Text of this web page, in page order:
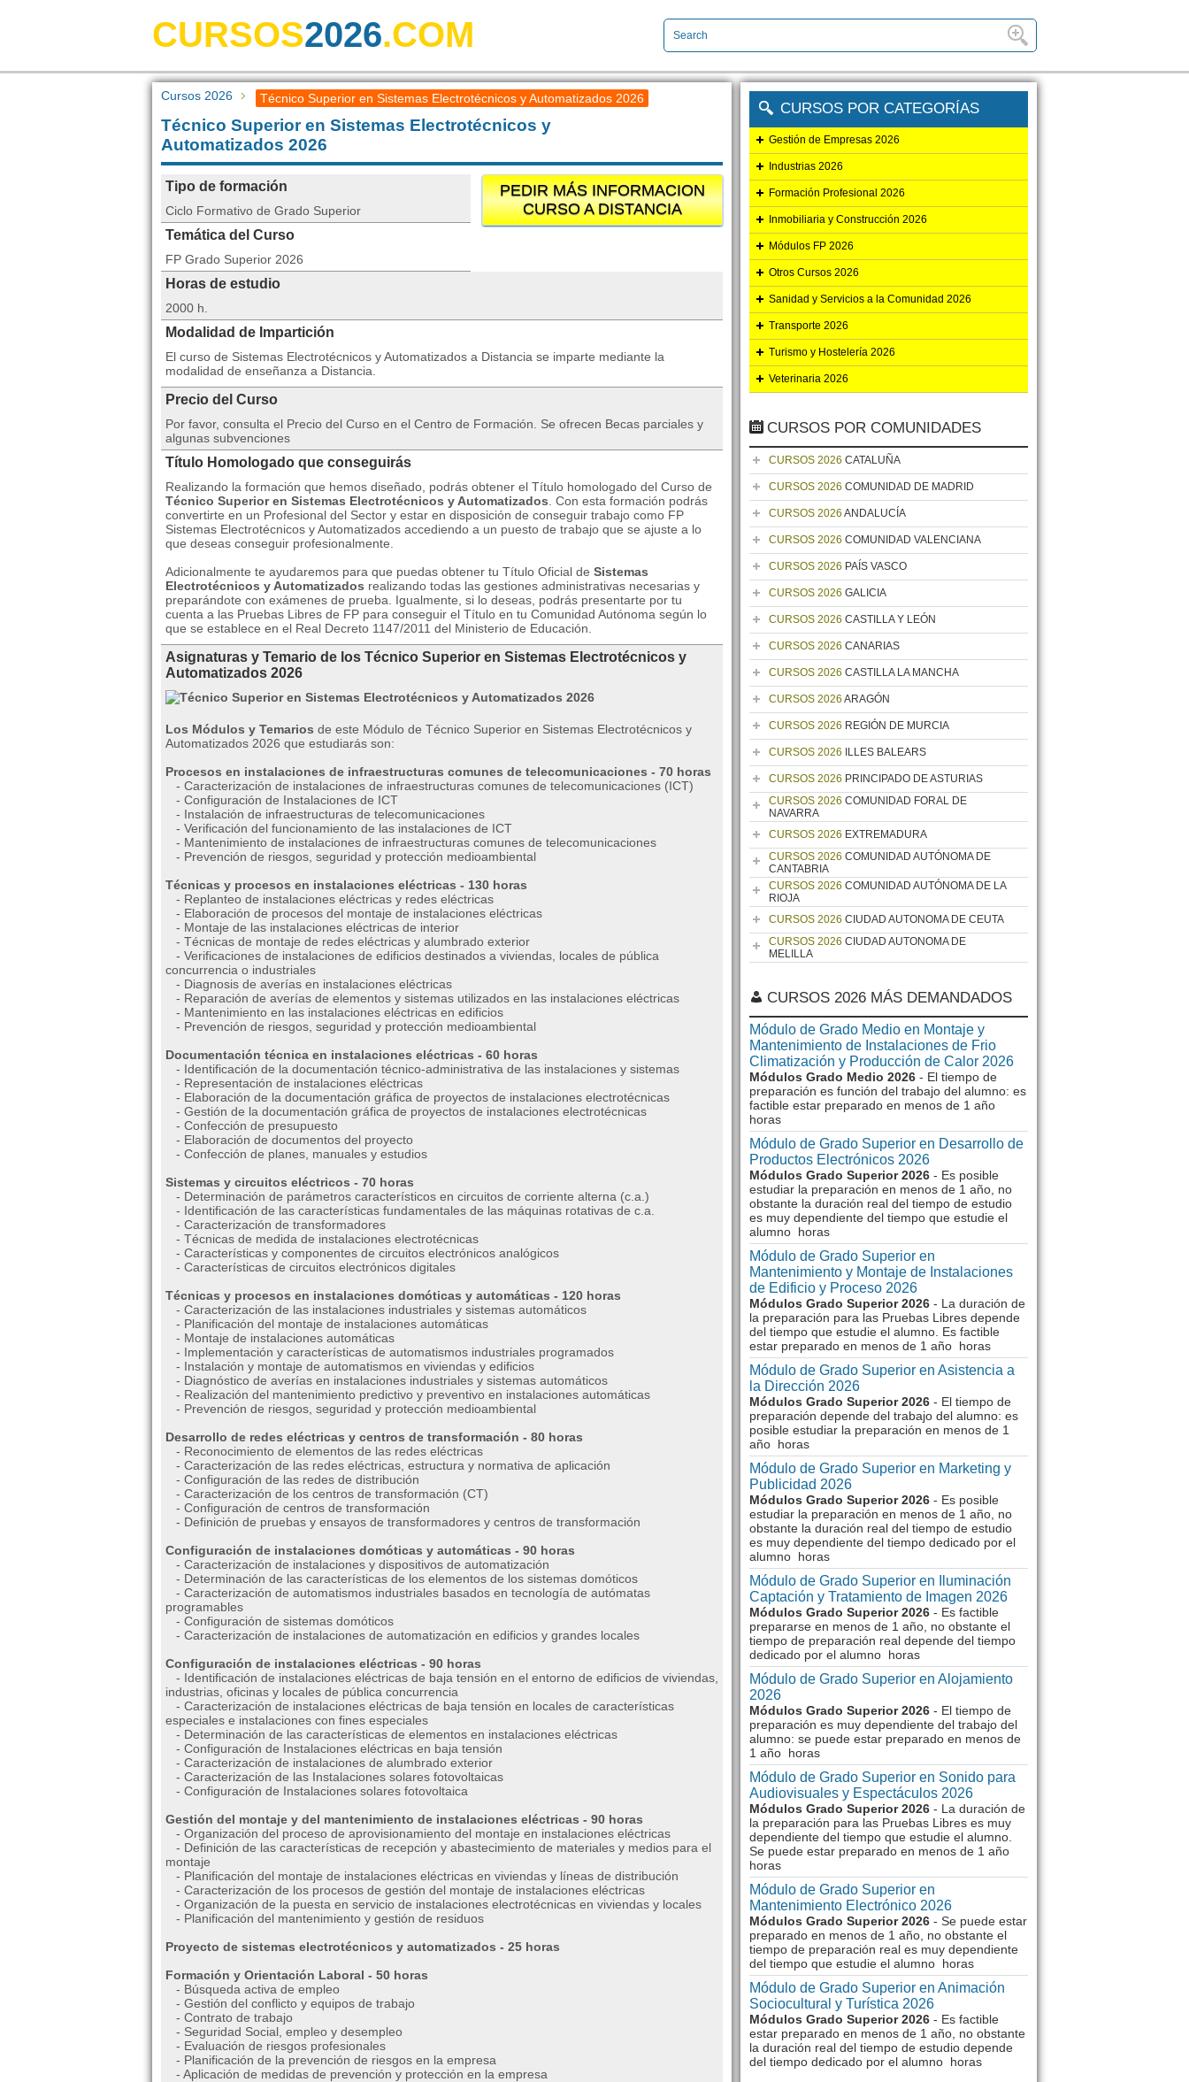
CURSOS2026.COM
Cursos 2026 Técnico Superior en Sistemas Electrotécnicos y Automatizados 2026
Técnico Superior en Sistemas Electrotécnicos y
Automatizados 2026
PEDIR MÁS INFORMACION
CURSO A DISTANCIA
Tipo de formación
Ciclo Formativo de Grado Superior
Temática del Curso
FP Grado Superior 2026
Horas de estudio
2000 h.
Modalidad de Impartición
El curso de Sistemas Electrotécnicos y Automatizados a Distancia se imparte mediante la
modalidad de enseñanza a Distancia.
Precio del Curso
Por favor, consulta el Precio del Curso en el Centro de Formación. Se ofrecen Becas parciales y
algunas subvenciones
Título Homologado que conseguirás
Realizando la formación que hemos diseñado, podrás obtener el Título homologado del Curso de
Técnico Superior en Sistemas Electrotécnicos y Automatizados . Con esta formación podrás
convertirte en un Profesional del Sector y estar en disposición de conseguir trabajo como FP
Sistemas Electrotécnicos y Automatizados accediendo a un puesto de trabajo que se ajuste a lo
que deseas conseguir profesionalmente.
Adicionalmente te ayudaremos para que puedas obtener tu Título Oficial de Sistemas
Electrotécnicos y Automatizados realizando todas las gestiones administrativas necesarias y
preparándote con exámenes de prueba. Igualmente, si lo deseas, podrás presentarte por tu
cuenta a las Pruebas Libres de FP para conseguir el Título en tu Comunidad Autónoma según lo
que se establece en el Real Decreto 1147/2011 del Ministerio de Educación.
Asignaturas y Temario de los Técnico Superior en Sistemas Electrotécnicos y
Automatizados 2026
Los Módulos y Temarios de este Módulo de Técnico Superior en Sistemas Electrotécnicos y
Automatizados 2026 que estudiarás son:
Procesos en instalaciones de infraestructuras comunes de telecomunicaciones - 70 horas
- Caracterización de instalaciones de infraestructuras comunes de telecomunicaciones (ICT)
- Configuración de Instalaciones de ICT
- Instalación de infraestructuras de telecomunicaciones
- Verificación del funcionamiento de las instalaciones de ICT
- Mantenimiento de instalaciones de infraestructuras comunes de telecomunicaciones
- Prevención de riesgos, seguridad y protección medioambiental
Técnicas y procesos en instalaciones eléctricas - 130 horas
- Replanteo de instalaciones eléctricas y redes eléctricas
- Elaboración de procesos del montaje de instalaciones eléctricas
- Montaje de las instalaciones eléctricas de interior
- Técnicas de montaje de redes eléctricas y alumbrado exterior
- Verificaciones de instalaciones de edificios destinados a viviendas, locales de pública
concurrencia o industriales
- Diagnosis de averías en instalaciones eléctricas
- Reparación de averías de elementos y sistemas utilizados en las instalaciones eléctricas
- Mantenimiento en las instalaciones eléctricas en edificios
- Prevención de riesgos, seguridad y protección medioambiental
Documentación técnica en instalaciones eléctricas - 60 horas
- Identificación de la documentación técnico-administrativa de las instalaciones y sistemas
- Representación de instalaciones eléctricas
- Elaboración de la documentación gráfica de proyectos de instalaciones electrotécnicas
- Gestión de la documentación gráfica de proyectos de instalaciones electrotécnicas
- Confección de presupuesto
- Elaboración de documentos del proyecto
- Confección de planes, manuales y estudios
Sistemas y circuitos eléctricos - 70 horas
- Determinación de parámetros característicos en circuitos de corriente alterna (c.a.)
- Identificación de las características fundamentales de las máquinas rotativas de c.a.
- Caracterización de transformadores
- Técnicas de medida de instalaciones electrotécnicas
- Características y componentes de circuitos electrónicos analógicos
- Características de circuitos electrónicos digitales
Técnicas y procesos en instalaciones domóticas y automáticas - 120 horas
- Caracterización de las instalaciones industriales y sistemas automáticos
- Planificación del montaje de instalaciones automáticas
- Montaje de instalaciones automáticas
- Implementación y características de automatismos industriales programados
- Instalación y montaje de automatismos en viviendas y edificios
- Diagnóstico de averías en instalaciones industriales y sistemas automáticos
- Realización del mantenimiento predictivo y preventivo en instalaciones automáticas
- Prevención de riesgos, seguridad y protección medioambiental
Desarrollo de redes eléctricas y centros de transformación - 80 horas
- Reconocimiento de elementos de las redes eléctricas
- Caracterización de las redes eléctricas, estructura y normativa de aplicación
- Configuración de las redes de distribución
- Caracterización de los centros de transformación (CT)
- Configuración de centros de transformación
- Definición de pruebas y ensayos de transformadores y centros de transformación
Configuración de instalaciones domóticas y automáticas - 90 horas
- Caracterización de instalaciones y dispositivos de automatización
- Determinación de las características de los elementos de los sistemas domóticos
- Caracterización de automatismos industriales basados en tecnología de autómatas
programables
- Configuración de sistemas domóticos
- Caracterización de instalaciones de automatización en edificios y grandes locales
Configuración de instalaciones eléctricas - 90 horas
- Identificación de instalaciones eléctricas de baja tensión en el entorno de edificios de viviendas,
industrias, oficinas y locales de pública concurrencia
- Caracterización de instalaciones eléctricas de baja tensión en locales de características
especiales e instalaciones con fines especiales
- Determinación de las características de elementos en instalaciones eléctricas
- Configuración de Instalaciones eléctricas en baja tensión
- Caracterización de instalaciones de alumbrado exterior
- Caracterización de las Instalaciones solares fotovoltaicas
- Configuración de Instalaciones solares fotovoltaica
Gestión del montaje y del mantenimiento de instalaciones eléctricas - 90 horas
- Organización del proceso de aprovisionamiento del montaje en instalaciones eléctricas
- Definición de las características de recepción y abastecimiento de materiales y medios para el
montaje
- Planificación del montaje de instalaciones eléctricas en viviendas y líneas de distribución
- Caracterización de los procesos de gestión del montaje de instalaciones eléctricas
- Organización de la puesta en servicio de instalaciones electrotécnicas en viviendas y locales
- Planificación del mantenimiento y gestión de residuos
Proyecto de sistemas electrotécnicos y automatizados - 25 horas
Formación y Orientación Laboral - 50 horas
- Búsqueda activa de empleo
- Gestión del conflicto y equipos de trabajo
- Contrato de trabajo
- Seguridad Social, empleo y desempleo
- Evaluación de riesgos profesionales
- Planificación de la prevención de riesgos en la empresa
- Aplicación de medidas de prevención y protección en la empresa
CURSOS POR CATEGORÍAS
Gestión de Empresas 2026
Industrias 2026
Formación Profesional 2026
Inmobiliaria y Construcción 2026
Módulos FP 2026
Otros Cursos 2026
Sanidad y Servicios a la Comunidad 2026
Transporte 2026
Turismo y Hostelería 2026
Veterinaria 2026
CURSOS POR COMUNIDADES
CURSOS 2026 CATALUÑA
CURSOS 2026 COMUNIDAD DE MADRID
CURSOS 2026 ANDALUCÍA
CURSOS 2026 COMUNIDAD VALENCIANA
CURSOS 2026 PAÍS VASCO
CURSOS 2026 GALICIA
CURSOS 2026 CASTILLA Y LEÓN
CURSOS 2026 CANARIAS
CURSOS 2026 CASTILLA LA MANCHA
CURSOS 2026 ARAGÓN
CURSOS 2026 REGIÓN DE MURCIA
CURSOS 2026 ILLES BALEARS
CURSOS 2026 PRINCIPADO DE ASTURIAS
CURSOS 2026 COMUNIDAD FORAL DE
NAVARRA
CURSOS 2026 EXTREMADURA
CURSOS 2026 COMUNIDAD AUTÓNOMA DE
CANTABRIA
CURSOS 2026 COMUNIDAD AUTÓNOMA DE LA
RIOJA
CURSOS 2026 CIUDAD AUTONOMA DE CEUTA
CURSOS 2026 CIUDAD AUTONOMA DE
MELILLA
CURSOS 2026 MÁS DEMANDADOS
Módulo de Grado Medio en Montaje y
Mantenimiento de Instalaciones de Frio
Climatización y Producción de Calor 2026
Módulos Grado Medio 2026 - El tiempo de
preparación es función del trabajo del alumno: es
factible estar preparado en menos de 1 año
horas
Módulo de Grado Superior en Desarrollo de
Productos Electrónicos 2026
Módulos Grado Superior 2026 - Es posible
estudiar la preparación en menos de 1 año, no
obstante la duración real del tiempo de estudio
es muy dependiente del tiempo que estudie el
alumno horas
Módulo de Grado Superior en
Mantenimiento y Montaje de Instalaciones
de Edificio y Proceso 2026
Módulos Grado Superior 2026 - La duración de
la preparación para las Pruebas Libres depende
del tiempo que estudie el alumno. Es factible
estar preparado en menos de 1 año horas
Módulo de Grado Superior en Asistencia a
la Dirección 2026
Módulos Grado Superior 2026 - El tiempo de
preparación depende del trabajo del alumno: es
posible estudiar la preparación en menos de 1
año horas
Módulo de Grado Superior en Marketing y
Publicidad 2026
Módulos Grado Superior 2026 - Es posible
estudiar la preparación en menos de 1 año, no
obstante la duración real del tiempo de estudio
es muy dependiente del tiempo dedicado por el
alumno horas
Módulo de Grado Superior en Iluminación
Captación y Tratamiento de Imagen 2026
Módulos Grado Superior 2026 - Es factible
prepararse en menos de 1 año, no obstante el
tiempo de preparación real depende del tiempo
dedicado por el alumno horas
Módulo de Grado Superior en Alojamiento
2026
Módulos Grado Superior 2026 - El tiempo de
preparación es muy dependiente del trabajo del
alumno: se puede estar preparado en menos de
1 año horas
Módulo de Grado Superior en Sonido para
Audiovisuales y Espectáculos 2026
Módulos Grado Superior 2026 - La duración de
la preparación para las Pruebas Libres es muy
dependiente del tiempo que estudie el alumno.
Se puede estar preparado en menos de 1 año
horas
Módulo de Grado Superior en
Mantenimiento Electrónico 2026
Módulos Grado Superior 2026 - Se puede estar
preparado en menos de 1 año, no obstante el
tiempo de preparación real es muy dependiente
del tiempo que estudie el alumno horas
Módulo de Grado Superior en Animación
Sociocultural y Turística 2026
Módulos Grado Superior 2026 - Es factible
estar preparado en menos de 1 año, no obstante
la duración real del tiempo de estudio depende
del tiempo dedicado por el alumno horas